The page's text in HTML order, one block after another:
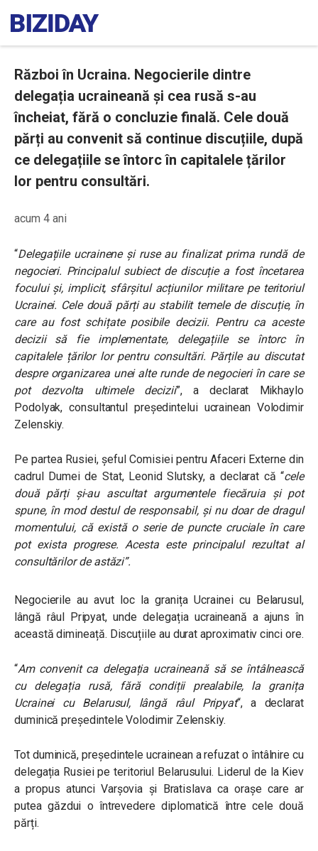
Război în Ucraina. Negocierile dintre
delegația ucraineană și cea rusă s-au
încheiat, fără o concluzie finală. Cele două
părți au convenit să continue discuțiile, după
ce delegațiile se întorc în capitalele țărilor
lor pentru consultări.
acum 4 ani
“Delegațiile ucrainene și ruse au finalizat prima rundă de
negocieri. Principalul subiect de discuție a fost încetarea
focului și, implicit, sfârșitul acțiunilor militare pe teritoriul
Ucrainei. Cele două părți au stabilit temele de discuție, în
care au fost schițate posibile decizii. Pentru ca aceste
decizii să fie implementate, delegațiile se întorc în
capitalele țărilor lor pentru consultări. Părțile au discutat
despre organizarea unei alte runde de negocieri în care se
pot dezvolta ultimele decizii”, a declarat Mikhaylo
Podolyak, consultantul președintelui ucrainean Volodimir
Zelenskiy.
Pe partea Rusiei, șeful Comisiei pentru Afaceri Externe din
cadrul Dumei de Stat, Leonid Slutsky, a declarat că “cele
două părți și-au ascultat argumentele fiecăruia și pot
spune, în mod destul de responsabil, și nu doar de dragul
momentului, că există o serie de puncte cruciale în care
pot exista progrese. Acesta este principalul rezultat al
consultărilor de astăzi”.
Negocierile au avut loc la granița Ucrainei cu Belarusul,
lângă râul Pripyat, unde delegația ucraineană a ajuns în
această dimineață. Discuțiile au durat aproximativ cinci ore.
“Am convenit ca delegația ucraineană să se întâlnească
cu delegația rusă, fără condiții prealabile, la granița
Ucrainei cu Belarusul, lângă râul Pripyat“, a declarat
duminică președintele Volodimir Zelenskiy.
Tot duminică, președintele ucrainean a refuzat o întâlnire cu
delegația Rusiei pe teritoriul Belarusului. Liderul de la Kiev
a propus atunci Varșovia și Bratislava ca orașe care ar
putea găzdui o întrevedere diplomatică între cele două
părți.